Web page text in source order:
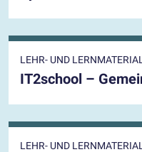
LEHR- UND
IT2school –
LEHR- UND